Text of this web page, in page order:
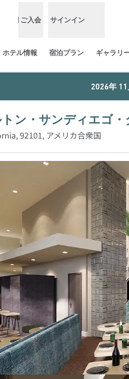
ご入会 サインイン
ホテル情報 宿泊プラン ギャラリ
2026年
ン・サンディエゴ
92101, アメリカ合衆国